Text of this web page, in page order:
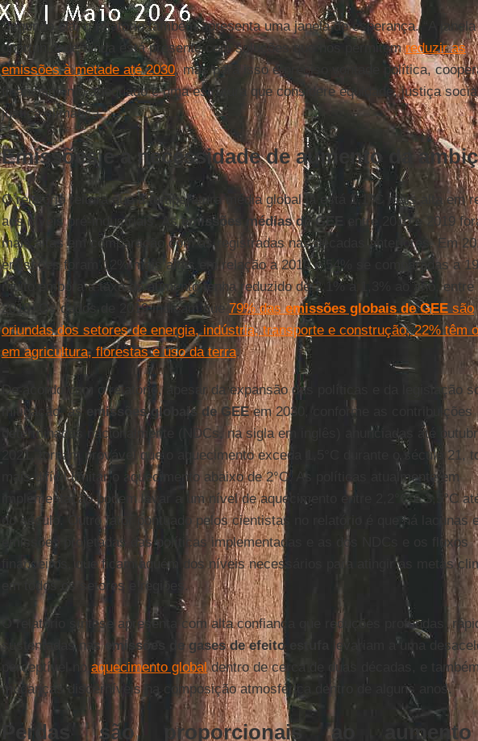
Segundo ela, o relatório também apresenta uma janela de esperança. “A
oportunidade ainda está presente com soluções que nos permitem reduzir as
emissões à metade até 2030, mas para isso é preciso vontade política,
financiamento adequado e uma estrutura que considere equidade, justiça
justiça climática.”
Emissões e a necessidade de aumento da
O relatório reitera que a temperatura média global já está 1,1°C mais alta em
aos níveis pré-industriais. Asemissões médias de GEE
entre 2010 e 2019
mais altas em comparação com as registradas nas décadas anteriores. Em
emissões foram 12% mais altas em relação a 2010 e 54% se comparadas a
muito embora a taxa de aumento tenha reduzido de 2,1% a 1,3% ao ano, entre
2019. Os dados de 2019 indicam que79% dasemissões globais de GEEsão
oriundas dos setores de energia, indústria, transporte e construção, 22% têm
em agricultura, florestas e uso da terra.
De acordo com o relatório, apesar da expansão das políticas e da legislação
mitigação, as
emissões globais de GEEem 2030, conforme as contribuições
determinadas nacionalmente (NDCs, na sigla em inglês) anunciadas até
2021, tornam provável que o aquecimento exceda 1,5°C durante o século 21,
mais difícil limitar o aquecimento abaixo de 2°C. As políticas atualmente em
implementação podem levar a um nível de aquecimento entre 2,2°C e 3,5°C
do século. Outro fator pontuado pelos cientistas no relatório é que há lacunas
emissões projetadas das políticas implementadas e as dos NDCs e os fluxos
financeiros, que ficam aquém dos níveis necessários para atingir as metas
em todos os setores e regiões.
O relatório síntese apresenta com alta confiança que reduções profundas,
sustentadas nasemissões de gases de efeito estufa
levariam a uma
perceptível no aquecimento globaldentro de cerca de duas décadas, e
mudanças discerníveis na composição atmosférica dentro de alguns anos.
Perdas são proporcionais ao